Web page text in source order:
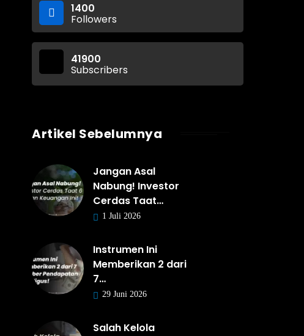
1400
Followers
41900
Subscribers
Artikel Sebelumnya
Jangan Asal
Nabung! Investor
Cerdas Taat…
1 Juli 2026
Instrumen Ini
Memberikan 2 dari
7…
29 Juni 2026
Salah Kelola